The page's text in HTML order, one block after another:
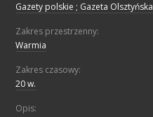
Gazety polskie ; Gazeta Olsztyńska
Zakres przestrzenny:
Warmia
Zakres czasowy:
20 w.
Opis: